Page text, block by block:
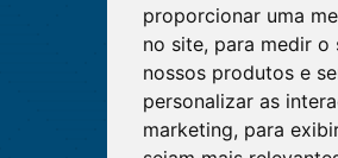
proporcionar uma
no site, para medir o
nossos produtos e
personalizar as
marketing, para